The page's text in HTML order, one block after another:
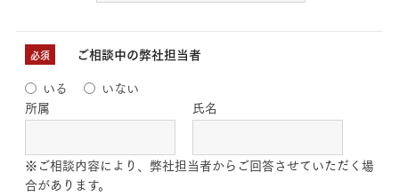
必須 ご相談中の弊社担当者
いる
いない
所属
氏名
※ご相談内容により、弊社担当者からご回答させていただく場
合があります。